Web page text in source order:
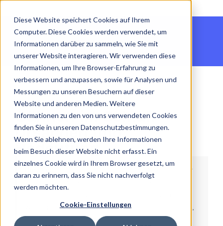
Diese Website speichert Cookies auf Ihrem
Computer. Diese Cookies werden verwendet, um
Informationen darüber zu sammeln, wie Sie mit
unserer Website interagieren. Wir verwenden diese
Informationen, um Ihre Browser-Erfahrung zu
verbessern und anzupassen, sowie für Analysen und
Messungen zu unseren Besuchern auf dieser
Website und anderen Medien. Weitere
Informationen zu den von uns verwendeten Cookies
finden Sie in unseren Datenschutzbestimmungen.
Wenn Sie ablehnen, werden Ihre Informationen
beim Besuch dieser Website nicht erfasst. Ein
einzelnes Cookie wird in Ihrem Browser gesetzt, um
daran zu erinnern, dass Sie nicht nachverfolgt
werden möchten.
Cookie-Einstellungen
24.11.2025
Gähnen im Schlaf:
Ursachen und
Bedeutung
Die Informationen in diesem Artikel sind nur
Wenden Sie sich immer an Ihren Arzt oder Ihre Ärztin,
bevor Sie neue Behandlungen ausprobieren.